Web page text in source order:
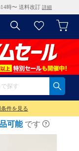
時〜 送料改訂 詳細
件を見る
可能 です